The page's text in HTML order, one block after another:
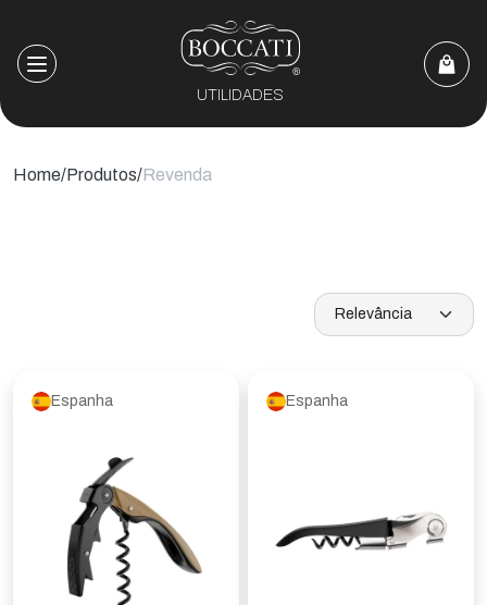
UTILIDADES
Home Produtos Revenda
Espanha Espanha